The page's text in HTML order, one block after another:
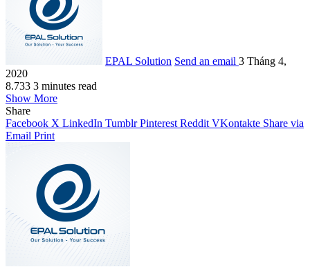
EPAL Solution Send an email 3 Tháng 4,
2020
8.733 3 minutes read
Show More
Share
Facebook X LinkedIn Tumblr Pinterest Reddit VKontakte Share via
Email Print